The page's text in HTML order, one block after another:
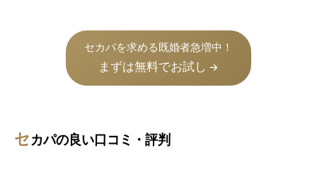
セカパを求める既婚者急増中！
まずは無料でお試し →
セカパの良い口コミ・評判